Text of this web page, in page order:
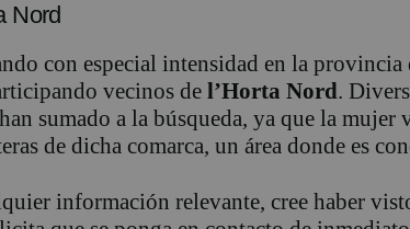
Nord
con especial intensidad en la provincia
vecinos de l’Horta Nord.
sumado a la búsqueda, ya que la mujer
de dicha comarca, un área donde es
información relevante, cree haber